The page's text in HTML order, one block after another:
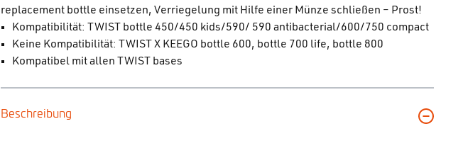
replacement bottle einsetzen, Verriegelung mit Hilfe einer Münze schließen – Prost!
Kompatibilität: TWIST bottle 450/450 kids/590/ 590 antibacterial/600/750 compact
Keine Kompatibilität: TWIST X KEEGO bottle 600, bottle 700 life, bottle 800
Kompatibel mit allen TWIST bases
Beschreibung